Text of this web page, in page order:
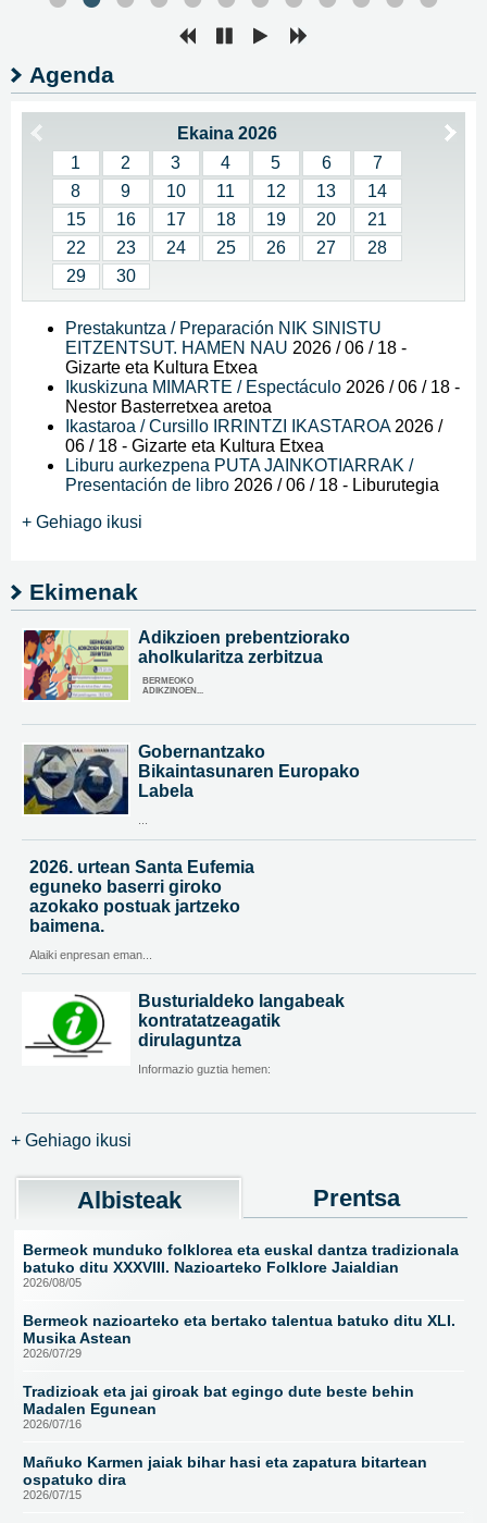
Agenda
Ekaina 2026
1
2 3 4 5 6
7
8
9 10 11 12 13
14
15
16 17 18 19 20
21
22
23 24 25 26 27
28
29
30
Prestakuntza / Preparación NIK SINISTU
EITZENTSUT. HAMEN NAU 2026 / 06 / 18 -
Gizarte eta Kultura Etxea
Ikuskizuna MIMARTE / Espectáculo 2026 / 06 / 18 -
Nestor Basterretxea aretoa
Ikastaroa / Cursillo IRRINTZI IKASTAROA 2026 /
06 / 18 - Gizarte eta Kultura Etxea
Liburu aurkezpena PUTA JAINKOTIARRAK /
Presentación de libro 2026 / 06 / 18 - Liburutegia
+ Gehiago ikusi
Ekimenak
Adikzioen prebentziorako
aholkularitza zerbitzua
BERMEOKO
ADIKZINOEN...
Gobernantzako
Bikaintasunaren Europako
Labela
...
2026. urtean Santa Eufemia
eguneko baserri giroko
azokako postuak jartzeko
baimena.
Alaiki enpresan eman...
Busturialdeko langabeak
kontratatzeagatik
dirulaguntza
Informazio guztia hemen:
+ Gehiago ikusi
Albisteak Prentsa
Bermeok munduko folklorea eta euskal dantza tradizionala
batuko ditu XXXVIII. Nazioarteko Folklore Jaialdian
2026/08/05
Bermeok nazioarteko eta bertako talentua batuko ditu XLI.
Musika Astean
2026/07/29
Tradizioak eta jai giroak bat egingo dute beste behin
Madalen Egunean
2026/07/16
Mañuko Karmen jaiak bihar hasi eta zapatura bitartean
ospatuko dira
2026/07/15